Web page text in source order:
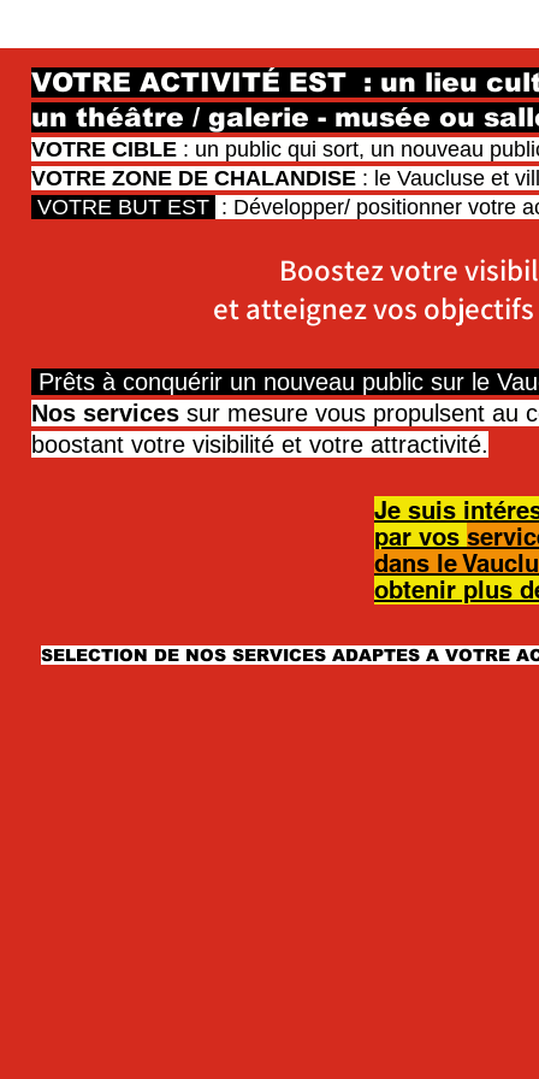
VOTRE ACTIVITÉ EST : un lieu
un théâtre / galerie - musée ou
VOTRE CIBLE : un public qui sort, un nouveau
VOTRE ZONE DE CHALANDISE : le Vaucluse et
VOTRE BUT EST : Développer/ positionner votre
Boostez votre
et atteignez vos
Prêts à conquérir un nouveau public sur le
Nos services sur mesure vous propulsent au
boostant votre visibilité et votre attractivité.
Je suis
par vos
dans le
obtenir plus
SELECTION DE NOS SERVICES ADAPTES A VOTRE